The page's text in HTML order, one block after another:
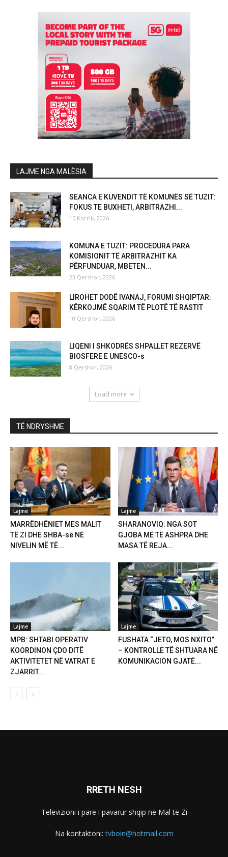
LAJME NGA MALËSIA
SEANCA E KUVENDIT TË KOMUNËS SË TUZIT:
FOKUS TE BUXHETI, ARBITRAZHI...
15 Korrik, 2026
KOMUNA E TUZIT: PROCEDURA PARA
KOMISIONIT TË ARBITRAZHIT KA
PËRFUNDUAR, MBETEN...
23 Qershor, 2026
LIROHET DODË IVANAJ, FORUMI SHQIPTAR:
KËRKOJMË SQARIM TË PLOTË TË RASTIT
10 Qershor, 2026
LIQENI I SHKODRËS SHPALLET REZERVË
BIOSFERE E UNESCO-s
8 Qershor, 2026
Load more
TË NDRYSHME
Lajme
MARRËDHËNIET MES MALIT
TË ZI DHE SHBA-së NË
NIVELIN MË TË...
Lajme
SHARANOVIQ: NGA SOT
GJOBA MË TË ASHPRA DHE
MASA TË REJA...
Lajme
MPB: SHTABI OPERATIV
KOORDINON ÇDO DITË
AKTIVITETET NË VATRAT E
ZJARRIT...
Lajme
FUSHATA “JETO, MOS NXITO”
– KONTROLLE TË SHTUARA NË
KOMUNIKACION GJATË...
RRETH NESH
Televizioni i parë i pavarur shqip në Mal të Zi
Na kontaktoni:tvboin@hotmail.com